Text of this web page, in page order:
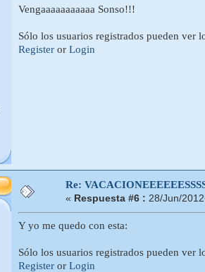
Vengaaaaaaaaaaa Sonso!!!
Sólo los usuarios registrados pueden ver
Register or Login
Re:
« Respuesta #6 : 28/Jun/
Y yo me quedo con esta:
Sólo los usuarios registrados pueden ver
Register or Login